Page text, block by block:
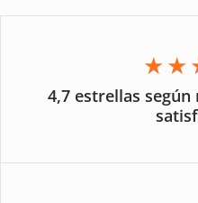
4,7 estrellas según